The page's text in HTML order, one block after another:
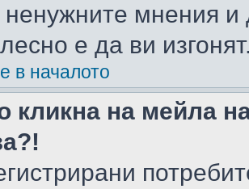
ненужните мнения
е да ви
в началото
кликна на мейла